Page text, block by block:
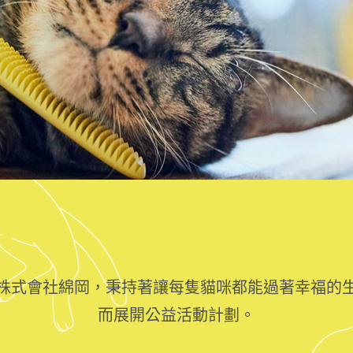
式會社綿岡，秉持著讓每隻貓咪都能過著幸福的
而展開公益活動計劃。